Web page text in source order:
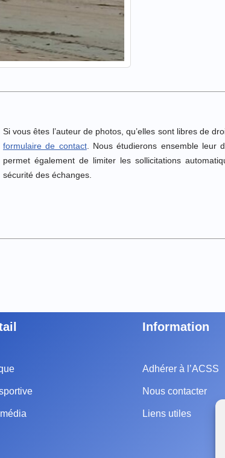
Si vous êtes l’auteur de photos, qu’elles sont libres de
formulaire de contact. Nous étudierons ensemble leur
permet également de limiter les sollicitations
sécurité des échanges.
Information
Adhérer à l’ACSS
Nous contacter
Liens utiles